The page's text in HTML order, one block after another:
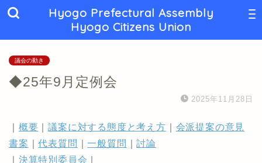
Hyogo Prefectural Assembly
Hyogo Citizens Union
議会の動き
◆25年9月定例会
2025年11月28日
概要 ｜議案に対する態度と考え方
会派提案の意見
書案 ｜代表質問 ｜一般質問 ｜討論
決算特別委員会